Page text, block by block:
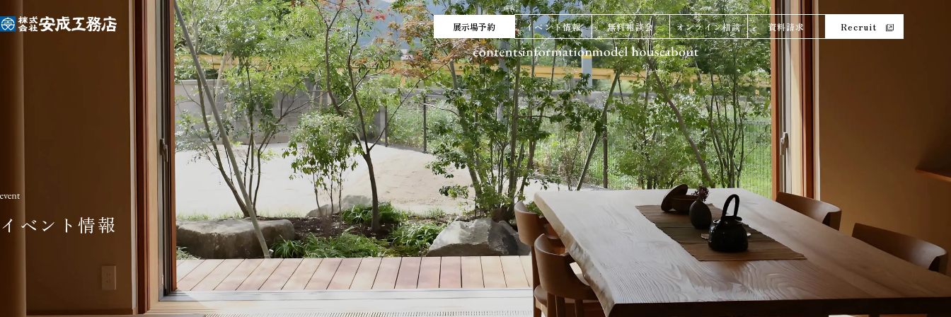
展示場予約 イベント情報 無料相談会 オンライン相談 資料請求 Recruit
イベント情報